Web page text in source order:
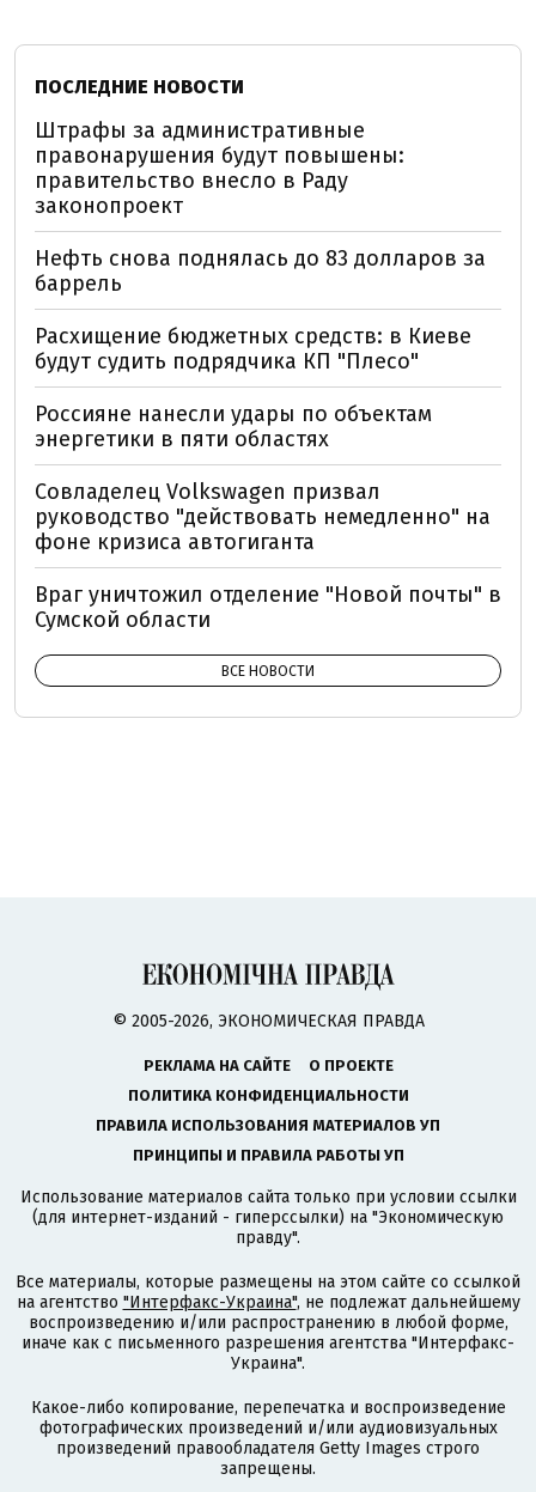
ПОСЛЕДНИЕ НОВОСТИ
Штрафы за административные
правонарушения будут повышены:
правительство внесло в Раду
законопроект
Нефть снова поднялась до 83 долларов за
баррель
Расхищение бюджетных средств: в Киеве
будут судить подрядчика КП "Плесо"
Россияне нанесли удары по объектам
энергетики в пяти областях
Совладелец Volkswagen призвал
руководство "действовать немедленно" на
фоне кризиса автогиганта
Враг уничтожил отделение "Новой почты" в
Сумской области
ВСЕ НОВОСТИ
© 2005-2026, ЭКОНОМИЧЕСКАЯ ПРАВДА
РЕКЛАМА НА САЙТЕ
О ПРОЕКТЕ
ПОЛИТИКА КОНФИДЕНЦИАЛЬНОСТИ
ПРАВИЛА ИСПОЛЬЗОВАНИЯ МАТЕРИАЛОВ УП
ПРИНЦИПЫ И ПРАВИЛА РАБОТЫ УП
Использование материалов сайта только при условии ссылки
(для интернет-изданий - гиперссылки) на "Экономическую
правду".
Все материалы, которые размещены на этом сайте со ссылкой
на агентство "Интерфакс-Украина", не подлежат дальнейшему
воспроизведению и/или распространению в любой форме,
иначе как с письменного разрешения агентства "Интерфакс-
Украина".
Какое-либо копирование, перепечатка и воспроизведение
фотографических произведений и/или аудиовизуальных
произведений правообладателя Getty Images строго
запрещены.